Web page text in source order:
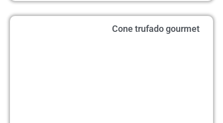
Cone trufado gourmet